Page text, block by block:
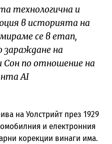
технологична и
в историята на
се в етап,
зараждане на
Сон по отношение на
AI
на Уолстрийт през 1929
и електронния
корекции винаги има.